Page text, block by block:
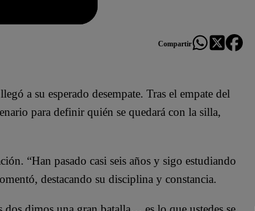
Compartir
a su esperado desempate. Tras el empate del
para definir quién se quedará con la silla,
“Han pasado casi seis años y sigo estudiando
destacando su disciplina y constancia.